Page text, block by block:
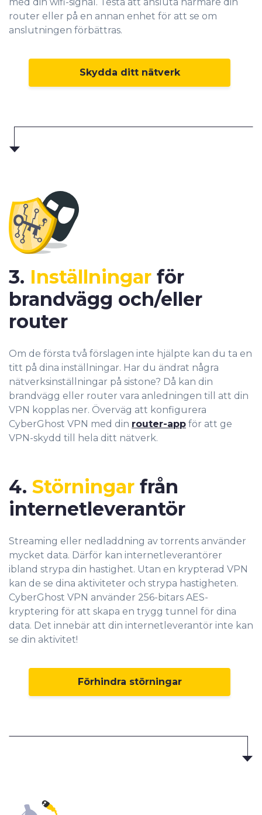
router eller på en annan enhet för att se om
anslutningen förbättras.
Skydda ditt nätverk
3. Inställningar för
brandvägg och/eller
router
Om de första två förslagen inte hjälpte kan du ta en
titt på dina inställningar. Har du ändrat några
nätverksinställningar på sistone? Då kan din
brandvägg eller router vara anledningen till att din
VPN kopplas ner. Överväg att konfigurera
CyberGhost VPN med din router-app för att ge
VPN-skydd till hela ditt nätverk.
4. Störningar från
internetleverantör
Streaming eller nedladdning av torrents använder
mycket data. Därför kan internetleverantörer
ibland strypa din hastighet. Utan en krypterad VPN
kan de se dina aktiviteter och strypa hastigheten.
CyberGhost VPN använder 256-bitars AES-
kryptering för att skapa en trygg tunnel för dina
data. Det innebär att din internetleverantör inte kan
se din aktivitet!
Förhindra störningar